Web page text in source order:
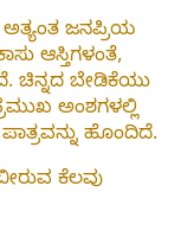
ಅತ್ಯಂತ ಜನಪ್ರಿಯ
ಆಸ್ತಿಗಳಂತೆ,
ಚಿನ್ನದ ಬೇಡಿಕೆಯು
ಅಂಶಗಳಲ್ಲಿ
ಹೊಂದಿದೆ.
ಕೆಲವು